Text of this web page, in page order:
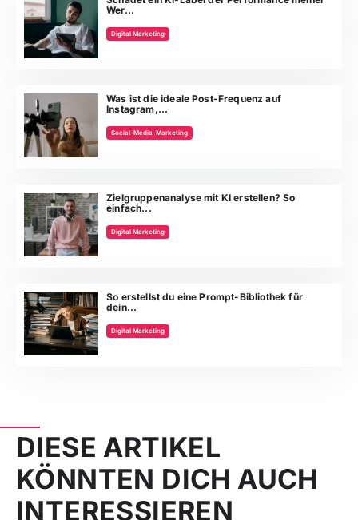
Wer...
Digital Marketing
Was ist die ideale Post-Frequenz auf
Instagram,...
Social-Media-Marketing
Zielgruppenanalyse mit KI erstellen? So
einfach...
Digital Marketing
So erstellst du eine Prompt-Bibliothek für
dein...
Digital Marketing
DIESE ARTIKEL
KÖNNTEN DICH AUCH
INTERESSIEREN